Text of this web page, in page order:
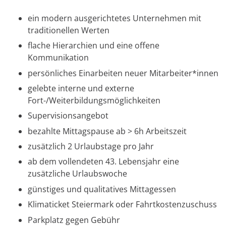
ein modern ausgerichtetes Unternehmen mit
traditionellen Werten
flache Hierarchien und eine offene
Kommunikation
persönliches Einarbeiten neuer Mitarbeiter*innen
gelebte interne und externe
Fort-/Weiterbildungsmöglichkeiten
Supervisionsangebot
bezahlte Mittagspause ab > 6h Arbeitszeit
zusätzlich 2 Urlaubstage pro Jahr
ab dem vollendeten 43. Lebensjahr eine
zusätzliche Urlaubswoche
günstiges und qualitatives Mittagessen
Klimaticket Steiermark oder Fahrtkostenzuschuss
Parkplatz gegen Gebühr